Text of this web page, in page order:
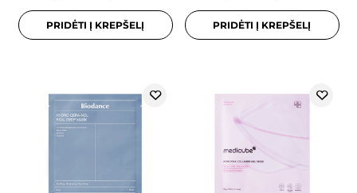
PRIDĖTI Į KREPŠELĮ PRIDĖTI Į KREPŠELĮ